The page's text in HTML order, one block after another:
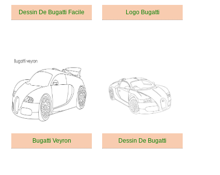
Dessin De Bugatti Facile Logo Bugatti
Bugatti Veyron Dessin De Bugatti